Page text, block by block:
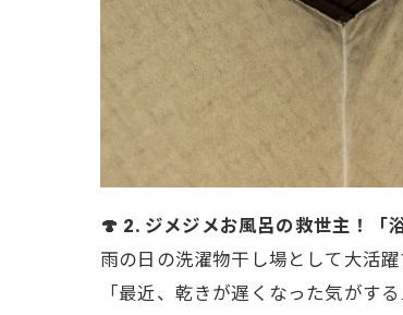
🍄 2. ジメジメお風呂の救世主！「
雨の日の洗濯物干し場として大活
「最近、乾きが遅くなった気がす